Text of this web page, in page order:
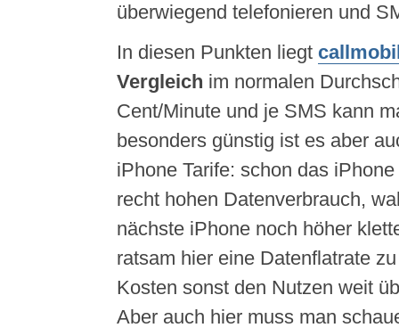
überwiegend telefonieren und
In diesen Punkten liegt
Vergleich im normalen
Cent/Minute und je SMS kann
besonders günstig ist es aber
iPhone Tarife: schon das
recht hohen Datenverbrauch,
nächste iPhone noch höher
ratsam hier eine Datenflatrate
Kosten sonst den Nutzen weit
Aber auch hier muss man